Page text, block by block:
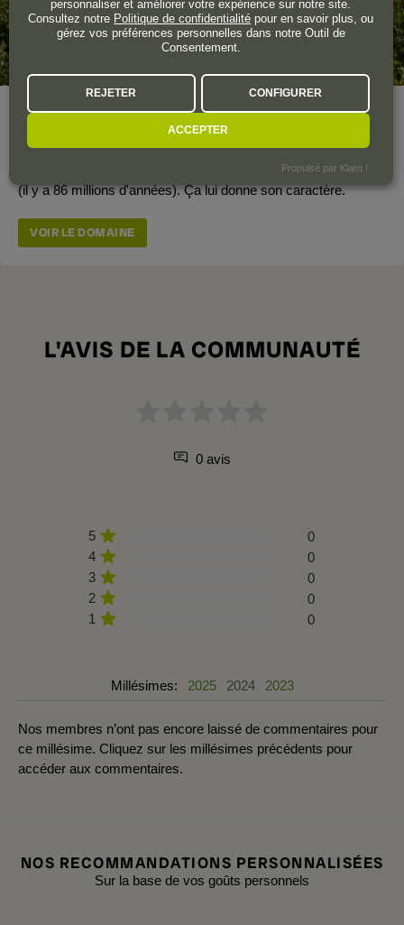
Année de création 1978
Le terroir de Gramenon est né grâce à une barre de calcaire
(système de marées) qui était autrefois recouverte par la mer
(il y a 86 millions d'années). Ça lui donne son caractère.
VOIR LE DOMAINE
L'AVIS DE LA COMMUNAUTÉ
0 avis
5
0
4
0
3
0
2
0
1
0
Millésimes: 2025 2024 2023
Nos membres n’ont pas encore laissé de commentaires pour
ce millésime. Cliquez sur les millésimes précédents pour
accéder aux commentaires.
NOS RECOMMANDATIONS PERSONNALISÉES
Sur la base de vos goûts personnels
personnaliser et améliorer votre expérience sur notre site.
Consultez notre Politique de confidentialité pour en savoir plus, ou
gérez vos préférences personnelles dans notre Outil de
Consentement.
REJETER CONFIGURER
ACCEPTER
Propulsé par Klaro !